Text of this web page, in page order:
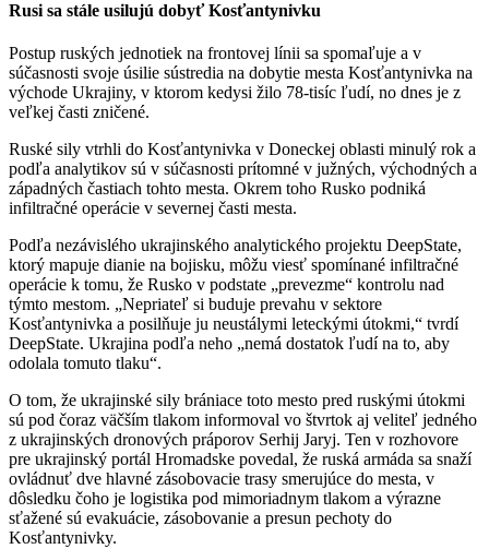
Rusi sa stále usilujú dobyť Kosťantynivku
Postup ruských jednotiek na frontovej línii sa spomaľuje a v
súčasnosti svoje úsilie sústredia na dobytie mesta Kosťantynivka na
východe Ukrajiny, v ktorom kedysi žilo 78-tisíc ľudí, no dnes je z
veľkej časti zničené.
Ruské sily vtrhli do Kosťantynivka v Doneckej oblasti minulý rok a
podľa analytikov sú v súčasnosti prítomné v južných, východných a
západných častiach tohto mesta. Okrem toho Rusko podniká
infiltračné operácie v severnej časti mesta.
Podľa nezávislého ukrajinského analytického projektu DeepState,
ktorý mapuje dianie na bojisku, môžu viesť spomínané infiltračné
operácie k tomu, že Rusko v podstate „prevezme“ kontrolu nad
týmto mestom. „Nepriateľ si buduje prevahu v sektore
Kosťantynivka a posilňuje ju neustálymi leteckými útokmi,“ tvrdí
DeepState. Ukrajina podľa neho „nemá dostatok ľudí na to, aby
odolala tomuto tlaku“.
O tom, že ukrajinské sily brániace toto mesto pred ruskými útokmi
sú pod čoraz väčším tlakom informoval vo štvrtok aj veliteľ jedného
z ukrajinských dronových práporov Serhij Jaryj. Ten v rozhovore
pre ukrajinský portál Hromadske povedal, že ruská armáda sa snaží
ovládnuť dve hlavné zásobovacie trasy smerujúce do mesta, v
dôsledku čoho je logistika pod mimoriadnym tlakom a výrazne
sťažené sú evakuácie, zásobovanie a presun pechoty do
Kosťantynivky.